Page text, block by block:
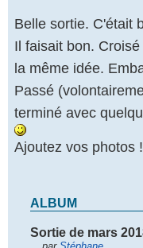
Belle sortie. C'était
Il faisait bon.
la même idée.
Passé
terminé avec
Ajoutez vos photos !
ALBUM
Sortie de mars